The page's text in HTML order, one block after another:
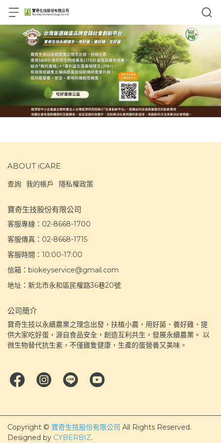
ABOUT iCARE
查詢 我的帳戶 隱私權政策
寶奇生技股份有限公司
客服專線：02-8668-1700
客服傳真：02-8668-1715
客服時間：10:00-17:00
信箱：biokeyservice@gmail.com
地址：新北市永和區民權路36巷20號
公司簡介
寶奇生技以永續農業之理念出發，扶植小農，用好菌、養好雞、提
供大家吃好蛋，源自食品安全，創造互利共生，發展永續農業。 以
微生物替代抗生素，不僅雞隻健康，生產的蛋營養又美味。
Copyright © 寶奇生技股份有限公司 All Rights Reserved.
Designed by CYBERBIZ.